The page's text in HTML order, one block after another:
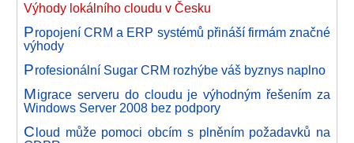
Výhody lokálního cloudu v Česku
Propojení CRM a ERP systémů přináší firmám značné
výhody
Profesionální Sugar CRM rozhýbe váš byznys naplno
Migrace serveru do cloudu je výhodným řešením za
Windows Server 2008 bez podpory
Cloud může pomoci obcím s plněním požadavků na